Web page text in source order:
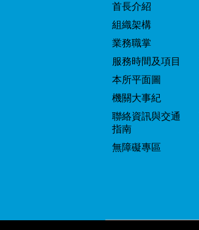
首長介紹
組織架構
業務職掌
服務時間及項目
本所平面圖
機關大事紀
聯絡資訊與交通
指南
無障礙專區